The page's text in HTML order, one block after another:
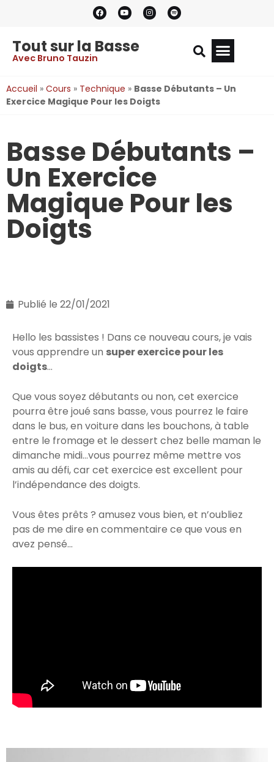
Tout sur la Basse
Avec Bruno Tauzin
Accueil » Cours » Technique » Basse Débutants – Un
Exercice Magique Pour les Doigts
Basse Débutants –
Un Exercice
Magique Pour les
Doigts
Publié le 22/01/2021
Hello les bassistes ! Dans ce nouveau cours, je vais
vous apprendre un super exercice pour les
doigts…
Que vous soyez débutants ou non, cet exercice
pourra être joué sans basse, vous pourrez le faire
dans le bus, en voiture dans les bouchons, à table
entre le fromage et le dessert chez belle maman le
dimanche midi…vous pourrez même mettre vos
amis au défi, car cet exercice est excellent pour
l’indépendance des doigts.
Vous êtes prêts ? amusez vous bien, et n’oubliez
pas de me dire en commentaire ce que vous en
avez pensé…